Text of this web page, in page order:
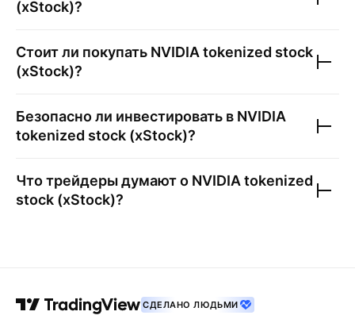
(xStock)?
Стоит ли покупать NVIDIA tokenized stock
(xStock)?
Безопасно ли инвестировать в NVIDIA
tokenized stock (xStock)?
Что трейдеры думают о NVIDIA tokenized
stock (xStock)?
СДЕЛАНО ЛЮДЬМИ